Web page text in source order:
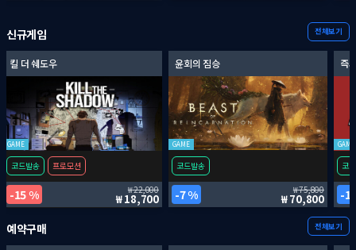
신규게임 전체보기
킬 더 쉐도우
GAME
코드발송 프로모션
15 % 22,000
18,700
윤회의 짐승
GAME
코드발송
7 % 75,800
70,800
즉
GAME
코
예약구매 전체보기